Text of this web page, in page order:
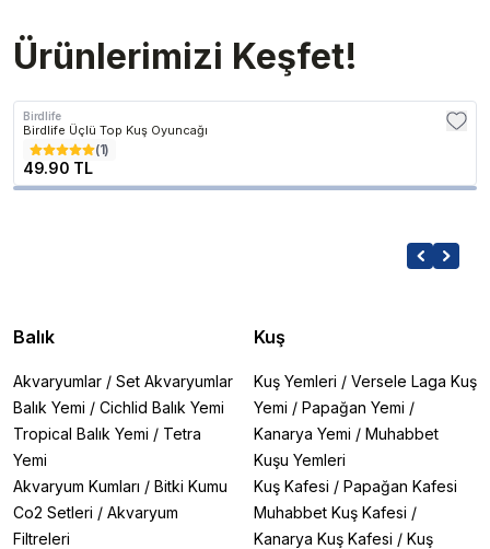
Ürünlerimizi Keşfet!
Birdlife
Birdlife Üçlü Top Kuş Oyuncağı
(1)
49.90 TL
Balık
Akvaryumlar / Set Akvaryumlar
Balık Yemi / Cichlid Balık Yemi
Tropical Balık Yemi / Tetra
Yemi
Akvaryum Kumları / Bitki Kumu
Co2 Setleri / Akvaryum
Filtreleri
Kuş
Kuş Yemleri / Versele Laga Kuş
Yemi / Papağan Yemi /
Kanarya Yemi / Muhabbet
Kuşu Yemleri
Kuş Kafesi / Papağan Kafesi
Muhabbet Kuş Kafesi /
Kanarya Kuş Kafesi / Kuş